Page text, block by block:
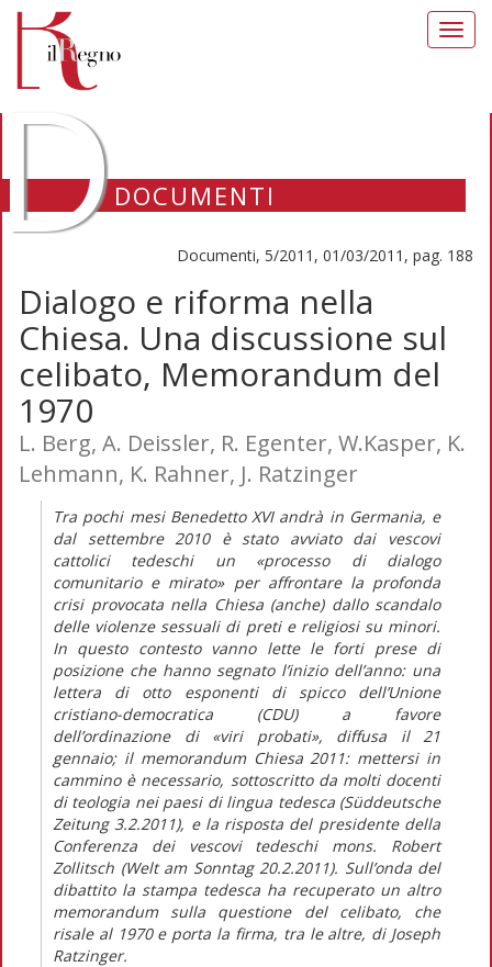
DOCUMENTI
Documenti, 5/2011, 01/03/2011, pag. 188
Dialogo e riforma nella
Chiesa. Una discussione sul
celibato, Memorandum del
1970
L. Berg, A. Deissler, R. Egenter, W.Kasper, K.
Lehmann, K. Rahner, J. Ratzinger
Tra pochi mesi Benedetto XVI andrà in Germania, e
dal settembre 2010 è stato avviato dai vescovi
cattolici tedeschi un «processo di dialogo
comunitario e mirato» per affrontare la profonda
crisi provocata nella Chiesa (anche) dallo scandalo
delle violenze sessuali di preti e religiosi su minori.
In questo contesto vanno lette le forti prese di
posizione che hanno segnato l’inizio dell’anno: una
lettera di otto esponenti di spicco dell’Unione
cristiano-democratica (CDU) a favore
dell’ordinazione di «viri probati», diffusa il 21
gennaio; il memorandum Chiesa 2011: mettersi in
cammino è necessario, sottoscritto da molti docenti
di teologia nei paesi di lingua tedesca (Süddeutsche
Zeitung 3.2.2011), e la risposta del presidente della
Conferenza dei vescovi tedeschi mons. Robert
Zollitsch (Welt am Sonntag 20.2.2011). Sull’onda del
dibattito la stampa tedesca ha recuperato un altro
memorandum sulla questione del celibato, che
risale al 1970 e porta la firma, tra le altre, di Joseph
Ratzinger.